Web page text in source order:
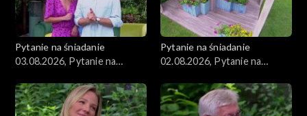
Pytanie na śniadanie
03.08.2026, Pytanie na
Pytanie na śniadanie
02.08.2026, Pytanie na